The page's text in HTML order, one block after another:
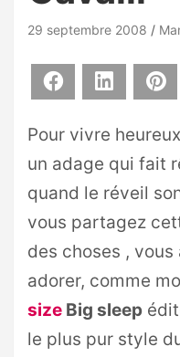
29 septembre 2008
Facebook LinkedIn
Pour vivre
un adage qui fait
quand le réveil
vous partagez
des choses ,
adorer, comme
size Big sleep
le plus pur style